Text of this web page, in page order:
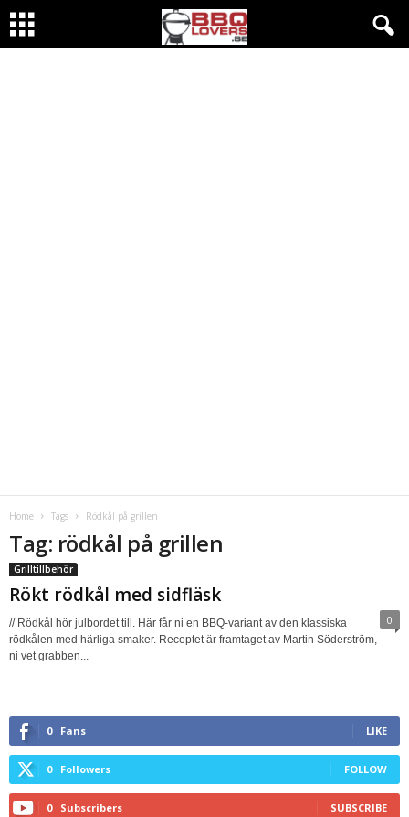
Home Tags Rödkål på grillen
Tag: rödkål på grillen
Grilltillbehör
Rökt rödkål med sidfläsk
0
// Rödkål hör julbordet till. Här får ni en BBQ-variant av den klassiska
rödkålen med härliga smaker. Receptet är framtaget av Martin Söderström,
ni vet grabben...
0 Fans LIKE
0 Followers FOLLOW
0 Subscribers SUBSCRIBE